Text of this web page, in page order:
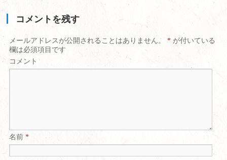
コメントを残す
メールアドレスが公開されることはありません。 * が付いている
欄は必須項目です
コメント
名前*